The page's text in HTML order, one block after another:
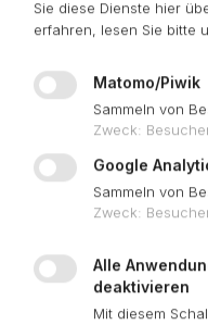
Sie diese Dienste hier
erfahren, lesen Sie bitte
Matomo/Piwik
Sammeln von
Zweck:
Google
Sammeln von
Zweck:
Alle
deaktivieren
Mit diesem